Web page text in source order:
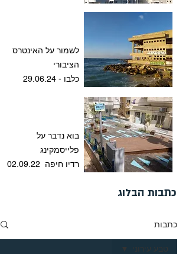
לשמור על האינטרס
הציבורי
כלבו - 29.06.24
בוא נדבר על
פלייסמקינג
רדיו חיפה 02.09.22
כתבות הבלוג
כתבות
טבע עירוני